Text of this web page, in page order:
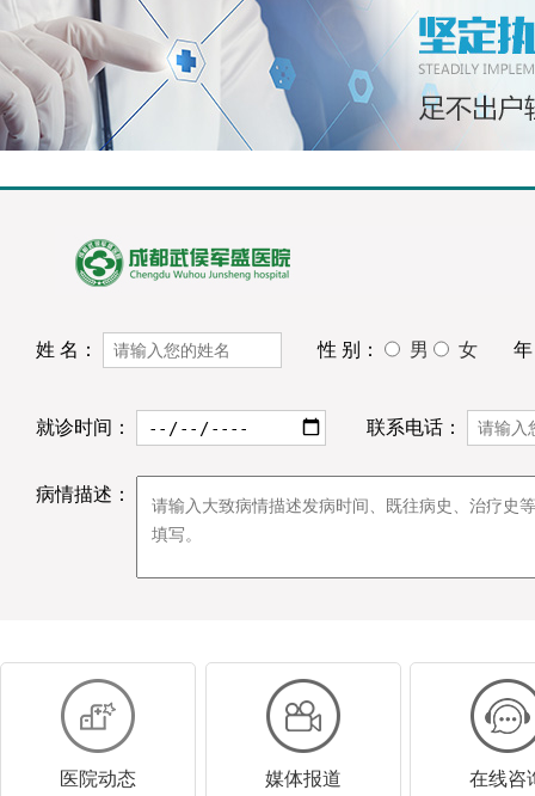
姓 名： 性 别： 男 女
就诊时间： 联系电话：
病情描述：
医院动态 媒体报道 在线咨